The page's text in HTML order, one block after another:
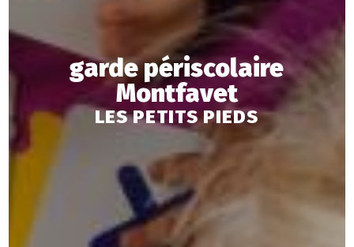
garde périscolaire
Montfavet
LES PETITS PIEDS